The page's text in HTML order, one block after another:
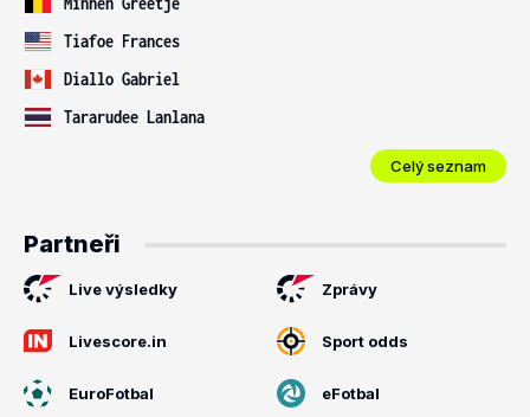
Tiafoe Frances
Diallo Gabriel
Tararudee Lanlana
Celý seznam
Partneři
Live výsledky Zprávy
Livescore.in Sport odds
EuroFotbal eFotbal